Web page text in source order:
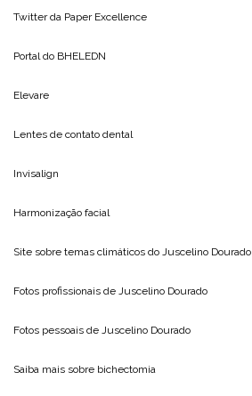
Twitter da Paper Excellence
Portal do BHELEDN
Elevare
Lentes de contato dental
Invisalign
Harmonização facial
Site sobre temas climáticos do Juscelino Dourado
Fotos profissionais de Juscelino Dourado
Fotos pessoais de Juscelino Dourado
Saiba mais sobre bichectomia